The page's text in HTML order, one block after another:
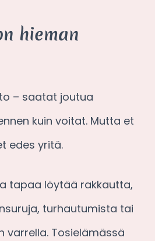
hieman
– saatat joutua
kuin voitat. Mutta et
edes yritä.
tapaa löytää rakkautta,
turhautumista tai
varrella. Tosielämässä